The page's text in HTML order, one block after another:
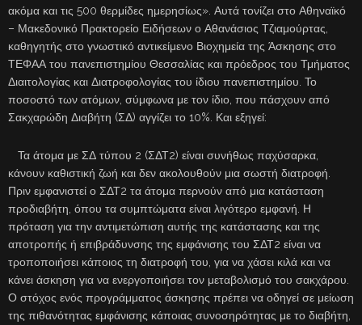
ακόμα και τις 500 θερμίδες ημερησίως». Αυτά τονίζει στο Αθηναϊκό
– Μακεδονικό Πρακτορείο Ειδήσεων ο Αθανάσιος Τζιαμούρτας,
καθηγητής στο γνωστικό αντικείμενο Βιοχημεία της Άσκησης στο
ΤΕΦΑΑ του πανεπιστημίου Θεσσαλίας και πρόεδρος του Τμήματος
Διαιτολογίας και Διατροφολογίας του ίδιου πανεπιστημίου. Το
ποσοστό των ατόμων, σύμφωνα με τον ίδιο, που πάσχουν από
Σακχαρώδη Διαβήτη (ΣΔ) αγγίζει το 10%. Και εξηγεί:
Τα άτομα με ΣΔ τύπου 2 (ΣΔΤ2) είναι συνήθως παχύσαρκα,
κάνουν καθιστική ζωή και δεν ακολουθούν μια σωστή διατροφή.
Πριν εμφανιστεί ο ΣΔΤ2 τα άτομα περνούν από μια κατάσταση
προδιαβήτη, όπου τα συμπτώματα είναι λιγότερο εμφανή. Η
πρόταση για την αντιμετώπιση αυτής της κατάστασης και της
αποτροπής ή επιβράδυνσης της εμφάνισης του ΣΔΤ2 είναι να
τροποποιήσει κάποιος τη διατροφή του, για να χάσει κιλά και να
κάνει άσκηση για να ενεργοποιήσει τον μεταβολισμό του σακχάρου.
Ο στόχος ενός προγράμματος άσκησης πρέπει να οδηγεί σε μείωση
της πιθανότητας εμφάνισης κάποιας συνοσηρότητας με το διαβήτη,